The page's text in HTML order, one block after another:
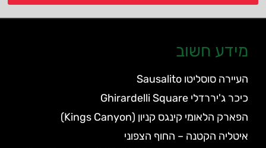
מידע חשוב
העיירה סוסליטו Sausalito
כיכר ג'יררדלי Ghirardelli Square
הפארק הלאומי קינגס קניון (Kings Canyon)
איטליה הקטנה – החוף הצפוני